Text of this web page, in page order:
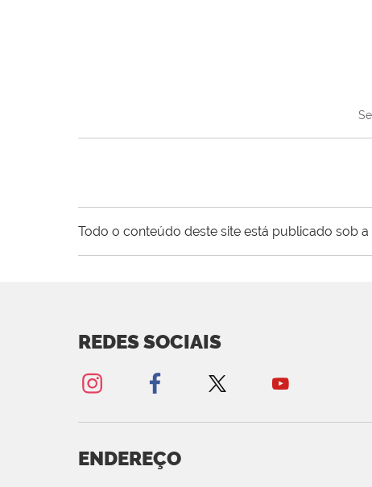
Todo o conteúdo deste site está publicado sob a
REDES SOCIAIS
ENDEREÇO